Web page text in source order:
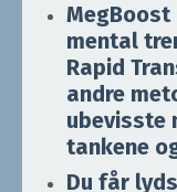
mental
Rapid
andre
ubevisste
tankene
Du får